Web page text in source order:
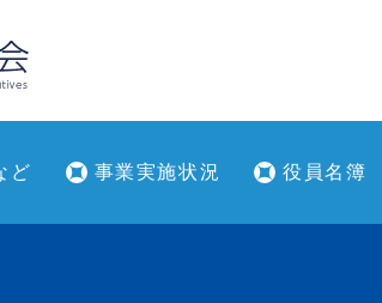
ど 事業実施状況 役員名簿